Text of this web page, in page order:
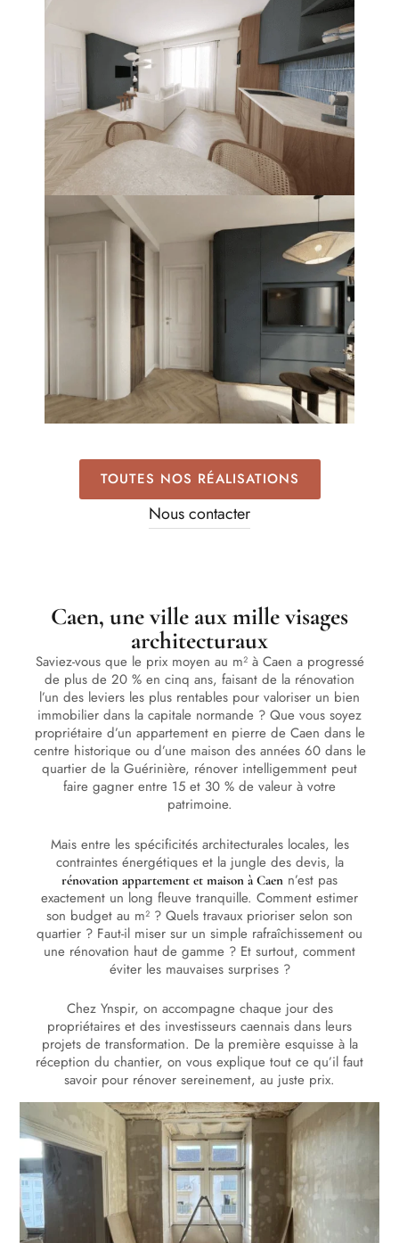
TOUTES NOS RÉALISATIONS
Nous contacter
Caen, une ville aux mille visages
architecturaux
Saviez-vous que le prix moyen au m² à Caen a progressé
de plus de 20 % en cinq ans, faisant de la rénovation
l’un des leviers les plus rentables pour valoriser un bien
immobilier dans la capitale normande ? Que vous soyez
propriétaire d’un appartement en pierre de Caen dans le
centre historique ou d’une maison des années 60 dans le
quartier de la Guérinière, rénover intelligemment peut
faire gagner entre 15 et 30 % de valeur à votre
patrimoine.
Mais entre les spécificités architecturales locales, les
contraintes énergétiques et la jungle des devis, la
rénovation appartement et maison à Caen n’est pas
exactement un long fleuve tranquille. Comment estimer
son budget au m² ? Quels travaux prioriser selon son
quartier ? Faut-il miser sur un simple rafraîchissement ou
une rénovation haut de gamme ? Et surtout, comment
éviter les mauvaises surprises ?
Chez Ynspir, on accompagne chaque jour des
propriétaires et des investisseurs caennais dans leurs
projets de transformation. De la première esquisse à la
réception du chantier, on vous explique tout ce qu’il faut
savoir pour rénover sereinement, au juste prix.